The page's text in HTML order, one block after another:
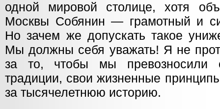
одной мировой столице, хотя
Москвы Собянин — грамотный и
Но зачем же допускать такое
Мы должны себя уважать! Я не
за то, чтобы мы превозносили
традиции, свои жизненные
за тысячелетнюю историю.